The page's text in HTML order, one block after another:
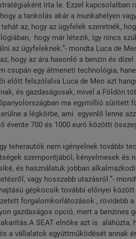
írta le. Ezzel kapcsolatban
a tankolás akár a munkahelyen
az, hogy az ügyfelek szeretnék,
hogy már létezik, így nincs
az ügyfeleknek.”- mondta Luca de
hogy az ára hasonló a benzin és
csupán egy átmeneti technológia,
előtt felszólalva Luca de Meo azt
és gazdaságosak, mivel a Földön
ma egymillió
a légkörbe, ami egyenlő lenne
évente 700 és 1000 euró közötti
teherautók nem igényelnek további
szempontjából, kényelmesek és
és használatuk jobban
vagy hosszabb utazásról.”-
gépkocsik további előnyei
forgalomkorlátozások , rövidebb
gazdaságos opció, mert a benzines
SEAT elnöke azt is
a vállalatok együttműködését annak